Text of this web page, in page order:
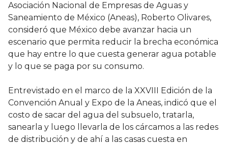
Asociación Nacional de Empresas de Aguas y
Saneamiento de México (Aneas), Roberto Olivares,
consideró que México debe avanzar hacia un
escenario que permita reducir la brecha económica
que hay entre lo que cuesta generar agua potable
y lo que se paga por su consumo.
Entrevistado en el marco de la XXVIII Edición de la
Convención Anual y Expo de la Aneas, indicó que el
costo de sacar del agua del subsuelo, tratarla,
sanearla y luego llevarla de los cárcamos a las redes
de distribución y de ahí a las casas cuesta en